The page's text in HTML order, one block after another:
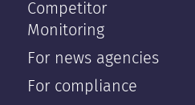
Competitor
Monitoring
For news agencies
For compliance